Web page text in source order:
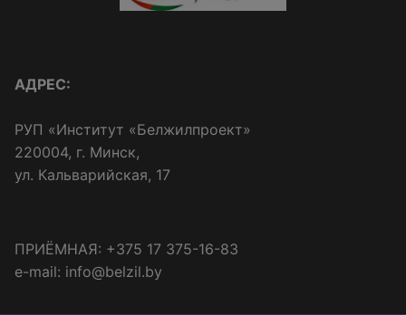
АДРЕС:
РУП «Институт «Белжилпроект»
220004, г. Минск,
ул. Кальварийская, 17
ПРИЁМНАЯ: +375 17 375-16-83
e-mail: info@belzil.by